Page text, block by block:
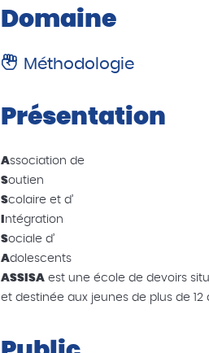
Domaine
Méthodologie
Présentation
Association de
Soutien
Scolaire et d’
ntégration
Sociale d’
Adolescents
ASSISA est une école de devoirs
et destinée aux jeunes de plus de 12